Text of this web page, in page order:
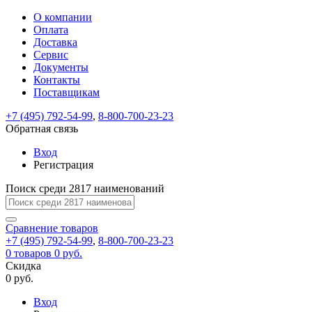
ВходРегистрация
Только
test@example.com
отправлена
по
ней
для
регистрации.
Ок
Только
Запомнить
меня
Забыли
Восстановление
пароля
Заполните
форму.
Мы
отправим
ссылку
на
указанный
электронный
адрес,
перейдя
по
которой
вы
новый
На
вашу
test@test.ru
отправлена
ссылка.
Перейдите
по
для
смены
пароля.
Введите
новый
пароль
Сменить
Пароль
успешно
Войти
Обратная
связь
Сообщение
пользовательского
соглашения
Ваше
сообщение
успешно
О компании
Оплата
Доставка
Сервис
Документы
Контакты
Поставщикам
+7 (495) 792-54-99, 8-800-700-23-23
Обратная связь
Вход
Регистрация
Поиск среди 2817 наименований
Сравнение товаров
+7 (495) 792-54-99, 8-800-700-23-23
0 товаров 0 руб.
Скидка
0 руб.
Вход